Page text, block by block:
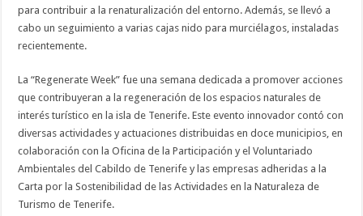
para contribuir a la renaturalización del entorno. Además, se llevó a
cabo un seguimiento a varias cajas nido para murciélagos, instaladas
recientemente.
La “Regenerate Week” fue una semana dedicada a promover acciones
que contribuyeran a la regeneración de los espacios naturales de
interés turístico en la isla de Tenerife. Este evento innovador contó con
diversas actividades y actuaciones distribuidas en doce municipios, en
colaboración con la Oficina de la Participación y el Voluntariado
Ambientales del Cabildo de Tenerife y las empresas adheridas a la
Carta por la Sostenibilidad de las Actividades en la Naturaleza de
Turismo de Tenerife.